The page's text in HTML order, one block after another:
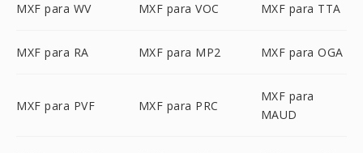
MXF para WV MXF para VOC MXF para TTA
MXF para RA MXF para MP2 MXF para OGA
MXF para PVF MXF para PRC
MXF para
MAUD